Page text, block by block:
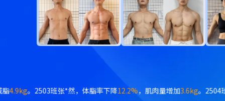
班梁*，体脂率下降7.2% ，体重下降8.2kg。2504班陈*易，体脂率下降